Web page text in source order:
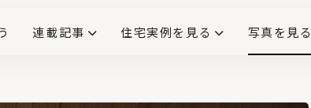
連載記事 住宅実例を見る 写真を見る